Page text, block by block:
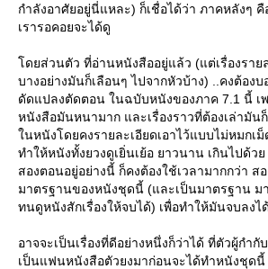
กำลังอาศัยอยู่นี่แหละ) ก็เชื่อได้ว่า ภาคหลังๆ
เรารอคอยจะได้ดู
ดยส่วนตัว ที่อ่านหนังสืออยู่แล้ว (แต่เรื่องราย
บางอย่างมันก็เลือนๆ ไปจากหัวบ้าง) ..คงต้อง
ดัดแปลงตัดตอน ในฉบับหนังของภาค 7.1 นี้ เ
หนังสือมันหนามาก และเรื่องราวที่ต้องเล่ามัน
นหนังโดยคงรายละเอียดเอาไว้แบบไม่หมกเม็
ทำให้หนังทั้งยวงดูเยิ่นเย้อ ยาวนาน เกินไปด้ว
สองตอนอยู่อย่างนี้ ก็คงต้องใช้เวลามากกว่า ส
มาตรฐานของหนังชุดนี้ (และเป็นมาตรฐาน ม
ทนดูหนังสักเรื่องให้จบได้) เพื่อทำให้มันจบลงไ
อาจจะเป็นเรื่องที่ดีอย่างหนึ่งก็ว่าได้ ที่ตัวผู้กำกับ
เป็นแฟนหนังสือตัวยงมาก่อนจะได้ทำหนังชุด